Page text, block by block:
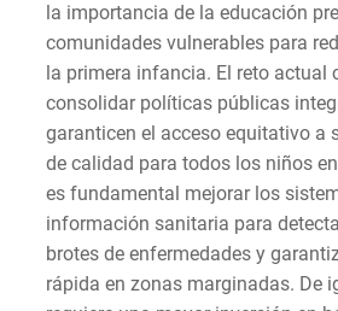
la importancia de la educación
comunidades vulnerables para
la primera infancia. El reto actual
consolidar políticas públicas
garanticen el acceso equitativo a
de calidad para todos los niños
es fundamental mejorar los
información sanitaria para
brotes de enfermedades y
rápida en zonas marginadas. De